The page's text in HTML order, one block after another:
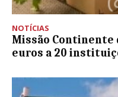
NOTÍCIAS
Missão Continente
euros a 20